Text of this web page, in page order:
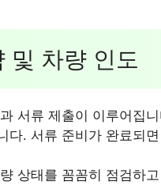
및 차량 인도
서류 제출이 이루어집
다. 서류 준비가 완료되
상태를 꼼꼼히 점검하